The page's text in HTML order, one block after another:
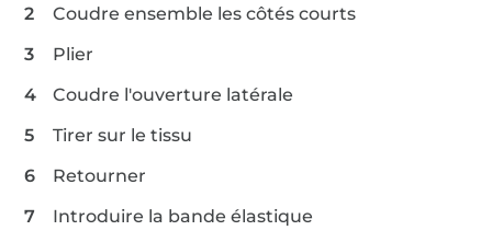
Coudre ensemble les côtés courts
Plier
Coudre l'ouverture latérale
Tirer sur le tissu
Retourner
Introduire la bande élastique